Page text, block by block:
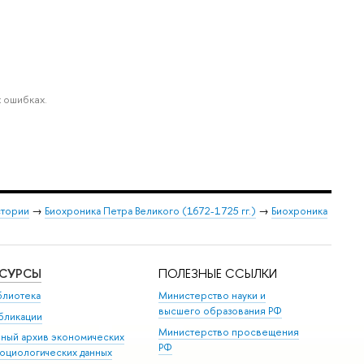
→ Биохроника Петра Великого (1672-1725 гг.) → Биохроника
архив экономических
данных
ПОЛЕЗНЫЕ ССЫЛКИ
Министерство науки и
высшего образования РФ
Министерство просвещения
РФ